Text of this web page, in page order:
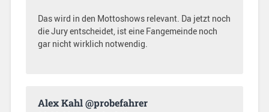
Das wird in den Mottoshows relevant. Da jetzt noch
die Jury entscheidet, ist eine Fangemeinde noch
gar nicht wirklich notwendig.
Alex Kahl @probefahrer